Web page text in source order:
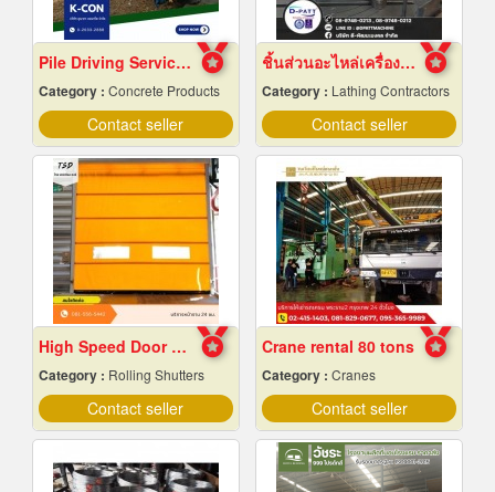
Pile Driving Services, Samut Prakan - Affordable Prices
Category : Concrete Products
Contact seller
ชิ้นส่วนอะไหล่เครื่องจักรกล
Category : Lathing Contractors
Contact seller
High Speed ​​Door Samut Prakan
Category : Rolling Shutters
Contact seller
Crane rental 80 tons
Category : Cranes
Contact seller